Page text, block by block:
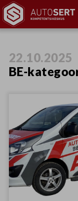
22.10.2025
BE-